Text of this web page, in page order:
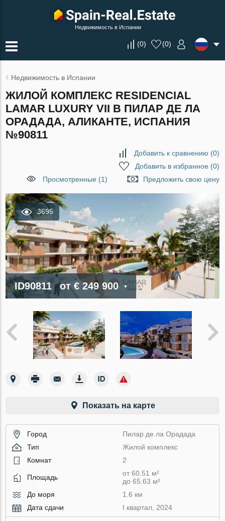
Недвижимость в Испании
(0) (0)
Недвижимость в Испании
ЖИЛОЙ КОМПЛЕКС RESIDENCIAL
LAMAR LUXURY VII В ПИЛАР ДЕ ЛА
ОРАДАДА, АЛИКАНТЕ, ИСПАНИЯ
№90811
Добавить к сравнению (0)
Добавить в избранное(0)
Просмотренные (1)
Предложить свою цену
3695
ID90811 от€ 249 900
Показать на карте
Город
Пилар де ла Орадада
Тип
Жилой комплекс
Комнат
2
Площадь
от 60.51 м²
до 65.63 м²
До моря
1.6 км
Дата сдачи
I квартал, 2024